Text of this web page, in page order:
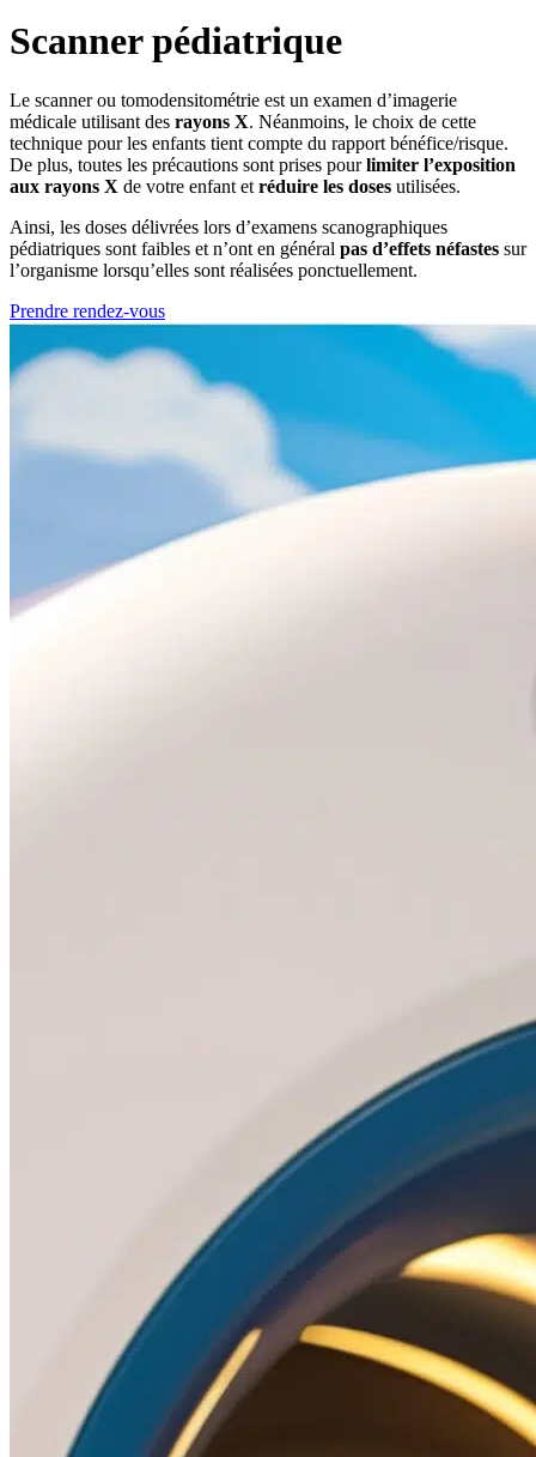
Scanner pédiatrique
Le scanner ou tomodensitométrie est un examen d’imagerie
médicale utilisant des rayons X. Néanmoins, le choix de cette
technique pour les enfants tient compte du rapport bénéfice/risque.
De plus, toutes les précautions sont prises pourlimiter l’exposition
aux rayons X de votre enfant et réduire les doses utilisées.
Ainsi, les doses délivrées lors d’examens scanographiques
pédiatriques sont faibles et n’ont en général pas d’effets néfastes sur
l’organisme lorsqu’elles sont réalisées ponctuellement.
Prendre rendez-vous